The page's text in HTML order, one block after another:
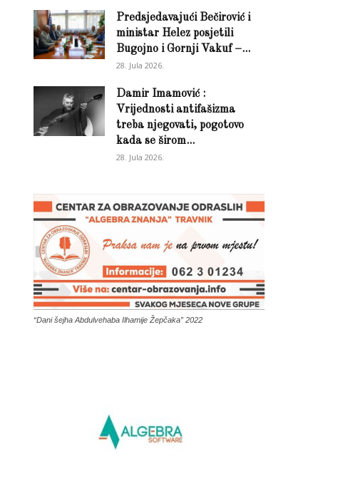
Predsjedavajući Bečirović i
ministar Helez posjetili
Bugojno i Gornji Vakuf –...
28. Jula 2026.
Damir Imamović :
Vrijednosti antifašizma
treba njegovati, pogotovo
kada se širom...
28. Jula 2026.
“Dani šejha Abdulvehaba Ilhamije Žepčaka” 2022